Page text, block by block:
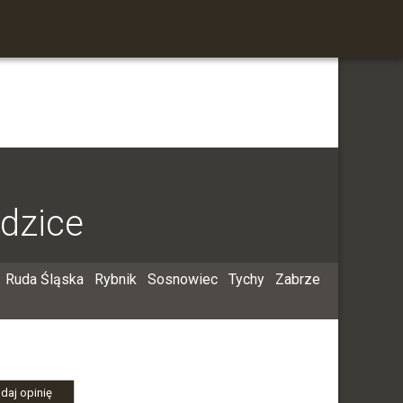
Ruda Śląska Rybnik Sosnowiec Tychy Zabrze
opinię